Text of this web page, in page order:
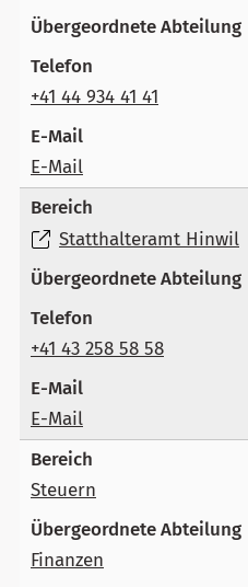
+41 44 934 41 41
E-Mail
Statthalteramt Hinwil
+41 43 258 58 58
E-Mail
Steuern
Finanzen